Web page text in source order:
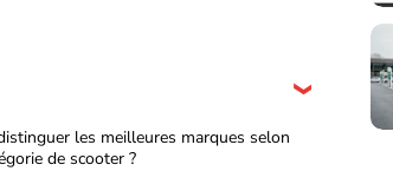
les meilleures marques selon
de scooter ?